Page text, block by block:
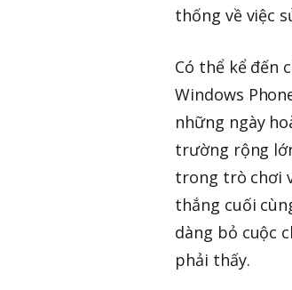
thống về việc
Có thể kể đến
Windows
những ngày
trường rộng
trong trò chơi
thắng cuối
dàng bỏ cuộc
phải thấy.